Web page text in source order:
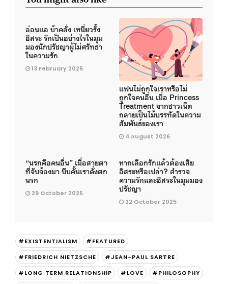
อ่อนแอ บ้าคลั่ง เหนี่ยวรั้ง
อิสระ รักเป็นอย่างไรในมุม
มองนักปรัชญาผู้ไม่ศรัทธา
ในความรัก
13 February 2025
แฟนไม่ถูกใจเราหรือไม่
ถูกใจคนอื่น เมื่อ Princess
Treatment จากชาวเน็ต
กลายเป็นไม้บรรทัดในความ
สัมพันธ์ของเรา
4 August 2026
“นรกคือคนอื่น” เมื่อสายตา
ที่จับจ้องมา บีบคั้นเราดั่งตก
นรก
29 October 2025
หากเลือกรักแล้วต้องเสีย
อิสระหรือเปล่า? สำรวจ
ความรักและอิสระในมุมมอง
ปรัชญา
22 October 2025
#EXISTENTIALISM
#FEATURED
#FRIEDRICH NIETZSCHE
#JEAN-PAUL SARTRE
#LONG TERM RELATIONSHIP
#LOVE
#PHILOSOPHY